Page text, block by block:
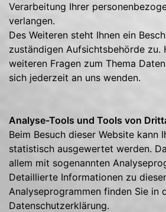
Verarbeitung Ihrer
verlangen.
Des Weiteren steht Ihnen ein
zuständigen Aufsichtsbehörde zu.
weiteren Fragen zum Thema
sich jederzeit an uns wenden.
Analyse-Tools und Tools von
Beim Besuch dieser Website kann
statistisch ausgewertet werden.
allem mit sogenannten
Detaillierte Informationen zu
Analyseprogrammen finden Sie in
Datenschutzerklärung.